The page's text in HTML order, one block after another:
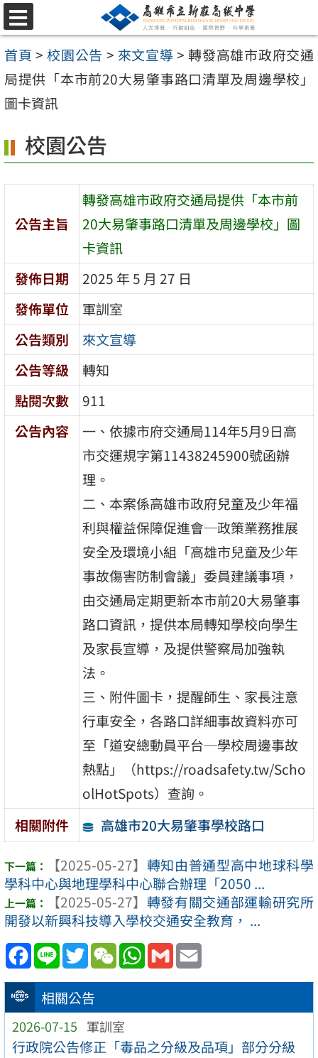
跳
至
主
要
內
區
選
單
首頁 > 校園公告 > 來文宣導 > 轉發高雄市政府交通
局提供「本市前20大易肇事路口清單及周邊學校」
圖卡資訊
相關公告
2026-07-15 軍訓室
行政院公告修正「毒品之分級及品項」部分分級
校園公告
公告主旨
轉發高雄市政府交通局提供「本市前
20大易肇事路口清單及周邊學校」圖
卡資訊
發佈日期
2025 年 5 月 27 日
發佈單位
軍訓室
公告類別
來文宣導
公告等級
轉知
點閱次數
911
公告內容
一、依據市府交通局114年5月9日高
市交運規字第11438245900號函辦
理。
二、本案係高雄市政府兒童及少年福
利與權益保障促進會─政策業務推展
安全及環境小組「高雄市兒童及少年
事故傷害防制會議」委員建議事項，
由交通局定期更新本市前20大易肇事
路口資訊，提供本局轉知學校向學生
及家長宣導，及提供警察局加強執
法。
三、附件圖卡，提醒師生、家長注意
行車安全，各路口詳細事故資料亦可
至「道安總動員平台─學校周邊事故
熱點」（https://roadsafety.tw/Scho
olHotSpots）查詢。
相關附件
高雄市20大易肇事學校路口
【2025-05-27】 轉知由普通型高中地球科學
學科中心與地理學科中心聯合辦理「2050 ...
【2025-05-27】 轉發有關交通部運輸研究所
開發以新興科技導入學校交通安全教育， ...
Facebook
Line TwitterWeChatWhatsApp
Gmail